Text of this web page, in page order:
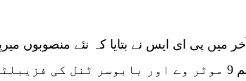
آخر میں پی ای ایس نے بتایا کہ نئے منصوبوں
ایم 9 موٹر وے اور بابوسر ٹنل کی